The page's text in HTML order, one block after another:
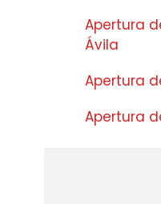
Apertura
Ávila
Apertura
Apertura